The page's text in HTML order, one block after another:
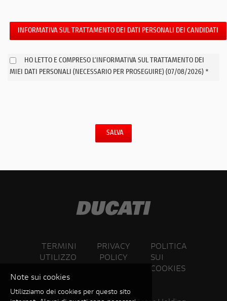
INFORMATIVA SUL TRATTAMENTO DEI DATI PERSONALI DEI CANDIDATI
HO LETTO E COMPRESO L’INFORMATIVA SUL TRATTAMENTO DEI
MIEI DATI PERSONALI (NECESSARIO PER PROSEGUIRE) (07/08/2026) *
SALVA
TERMINI
UTILIZZO
PRIVACY
POLICY
POLITICA
SUI
COOKIES
Note sui cookies
Utilizziamo dei cookies per questo sito